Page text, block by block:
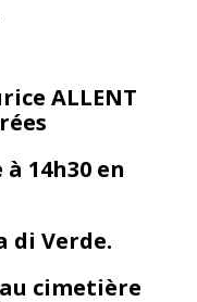
ALLENT
14h30 en
di Verde.
cimetière